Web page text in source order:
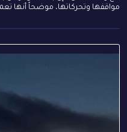
مواقفها وتحركاتها، موضحاً أنها